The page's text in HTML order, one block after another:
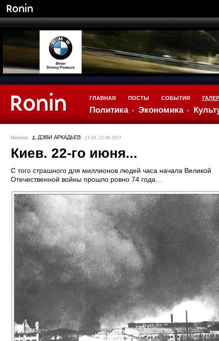
ГЛАВНАЯ
Политика Экономика
ПОСТЫ СОБЫТИЯ
Написал ДЭВИ АРКАДЬЕВ 23:20 22.06.2015
Киев. 22-го июня...
С того страшного для миллионов людей часа начала Великой
Отечественной войны прошло ровно 74 года...